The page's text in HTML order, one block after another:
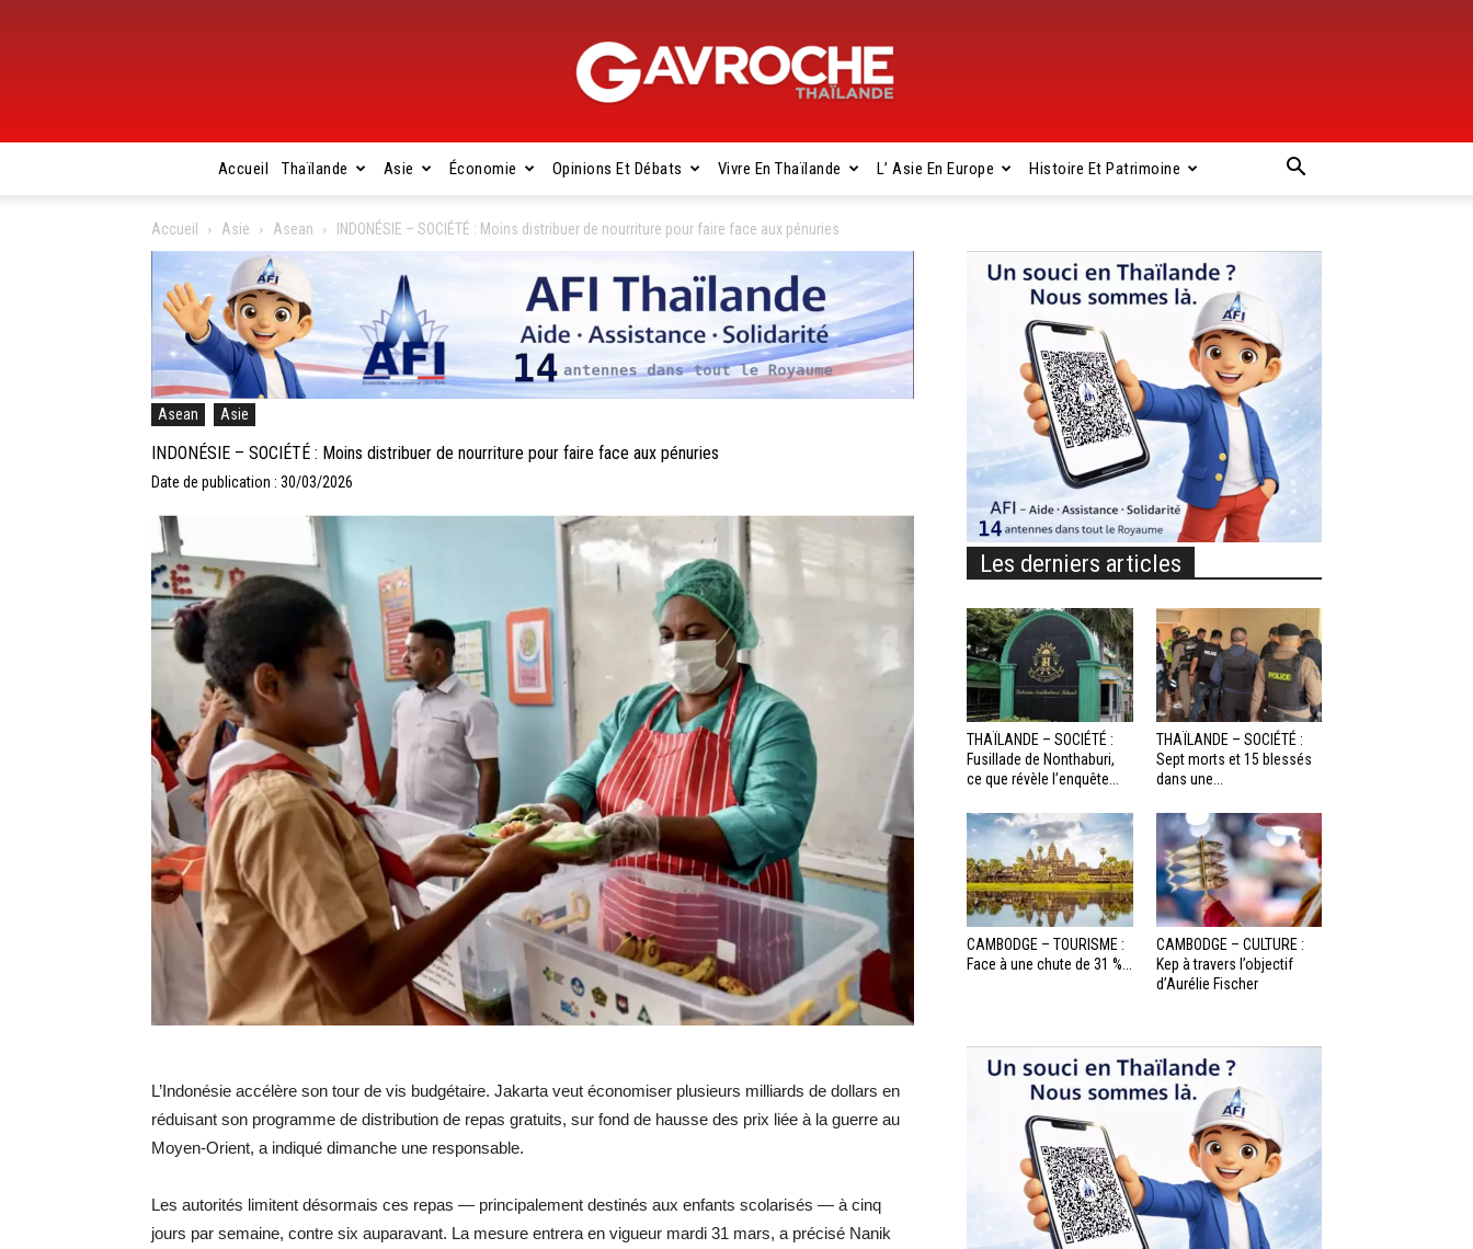
Gavroche
Thaïlande
Accueil Thaïlande Asie Économie Opinions Et Débats Vivre En Thaïlande L’ Asie En Europe Histoire Et Patrimoine
Accueil Asie Asean INDONÉSIE – SOCIÉTÉ : Moins distribuer de nourriture pour faire face aux pénuries
Asean Asie
INDONÉSIE – SOCIÉTÉ : Moins distribuer de nourriture pour faire face aux pénuries
Date de publication : 30/03/2026
L’Indonésie accélère son tour de vis budgétaire. Jakarta veut économiser plusieurs milliards de dollars en
réduisant son programme de distribution de repas gratuits, sur fond de hausse des prix liée à la guerre au
Moyen-Orient, a indiqué dimanche une responsable.
Les autorités limitent désormais ces repas — principalement destinés aux enfants scolarisés — à cinq
jours par semaine, contre six auparavant. La mesure entrera en vigueur mardi 31 mars, a précisé Nanik
Les derniers articles
THAÏLANDE – SOCIÉTÉ :
Fusillade de Nonthaburi,
ce que révèle l’enquête...
THAÏLANDE – SOCIÉTÉ :
Sept morts et 15 blessés
dans une...
CAMBODGE – TOURISME :
Face à une chute de 31 %...
CAMBODGE – CULTURE :
Kep à travers l’objectif
d’Aurélie Fischer